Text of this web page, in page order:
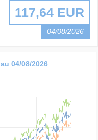
117,64 EUR
04/08/2026
au 04/08/2026